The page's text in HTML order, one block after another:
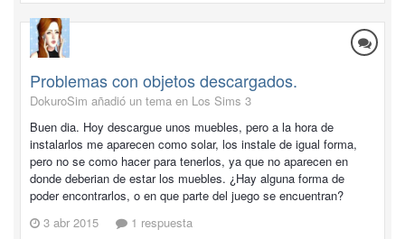
Problemas con objetos descargados.
DokuroSim añadió un tema en Los Sims 3
Buen dia. Hoy descargue unos muebles, pero a la hora de
instalarlos me aparecen como solar, los instale de igual forma,
pero no se como hacer para tenerlos, ya que no aparecen en
donde deberian de estar los muebles. ¿Hay alguna forma de
poder encontrarlos, o en que parte del juego se encuentran?
3 abr 2015
1 respuesta